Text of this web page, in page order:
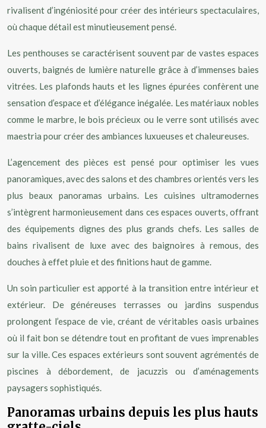
rivalisent d’ingéniosité pour créer des intérieurs spectaculaires,
où chaque détail est minutieusement pensé.
Les penthouses se caractérisent souvent par de vastes espaces
ouverts, baignés de lumière naturelle grâce à d’immenses baies
vitrées. Les plafonds hauts et les lignes épurées confèrent une
sensation d’espace et d’élégance inégalée. Les matériaux nobles
comme le marbre, le bois précieux ou le verre sont utilisés avec
maestria pour créer des ambiances luxueuses et chaleureuses.
L’agencement des pièces est pensé pour optimiser les vues
panoramiques, avec des salons et des chambres orientés vers les
plus beaux panoramas urbains. Les cuisines ultramodernes
s’intègrent harmonieusement dans ces espaces ouverts, offrant
des équipements dignes des plus grands chefs. Les salles de
bains rivalisent de luxe avec des baignoires à remous, des
douches à effet pluie et des finitions haut de gamme.
Un soin particulier est apporté à la transition entre intérieur et
extérieur. De généreuses terrasses ou jardins suspendus
prolongent l’espace de vie, créant de véritables oasis urbaines
où il fait bon se détendre tout en profitant de vues imprenables
sur la ville. Ces espaces extérieurs sont souvent agrémentés de
piscines à débordement, de jacuzzis ou d’aménagements
paysagers sophistiqués.
Panoramas urbains depuis les plus hauts